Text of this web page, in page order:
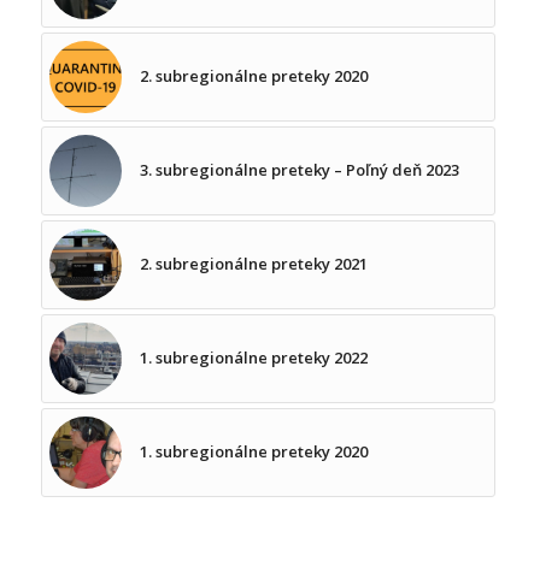
2. subregionálne preteky 2020
3. subregionálne preteky – Poľný deň 2023
2. subregionálne preteky 2021
1. subregionálne preteky 2022
1. subregionálne preteky 2020